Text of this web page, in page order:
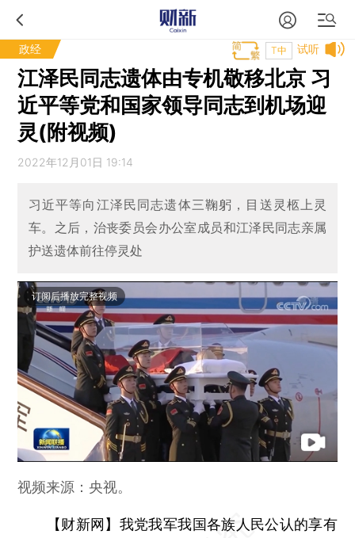
政经 试听
T中
江泽民同志遗体由专机敬移北京 习
近平等党和国家领导同志到机场迎
灵(附视频)
2022年12月01日 19:14
习近平等向江泽民同志遗体三鞠躬，目送灵柩上灵
车。之后，治丧委员会办公室成员和江泽民同志亲属
护送遗体前往停灵处
订阅后播放完整视频
视频来源：央视。
【财新网】 我党我军我国各族人民公认的享有